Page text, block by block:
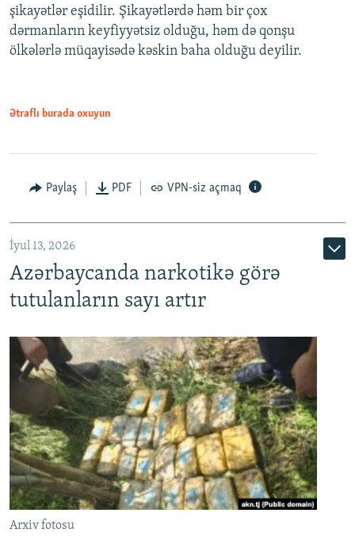
şikayətlər eşidilir. Şikayətlərdə həm bir çox
dərmanların keyfiyyətsiz olduğu, həm də qonşu
ölkələrlə müqayisədə kəskin baha olduğu deyilir.
Ətraflı burada oxuyun
Paylaş PDF VPN-siz açmaq
İyul 13, 2026
Azərbaycanda narkotikə görə
tutulanların sayı artır
Arxiv fotosu